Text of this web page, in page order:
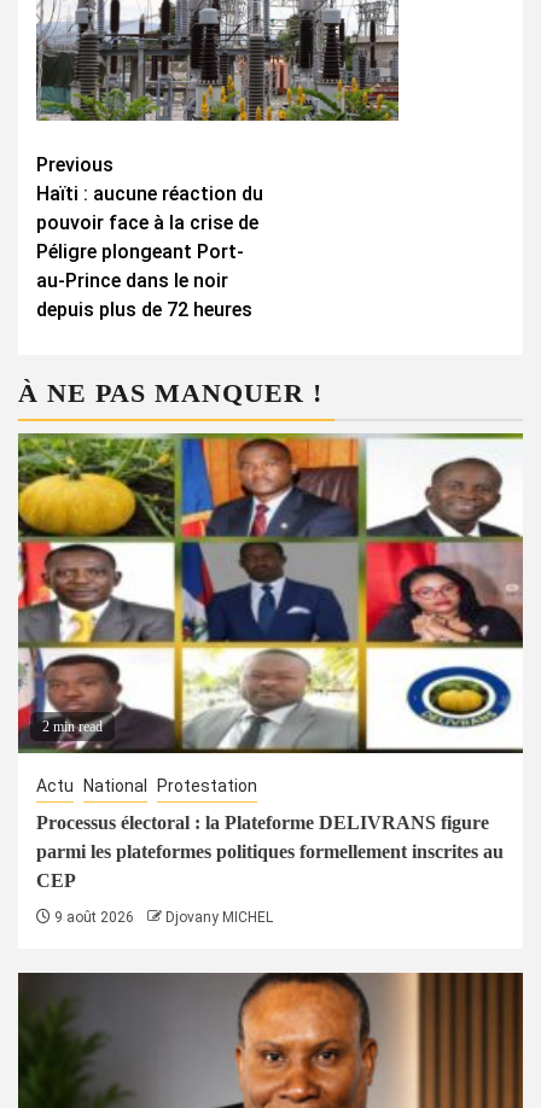
Continue
Reading
Previous
Haïti : aucune réaction du
pouvoir face à la crise de
Péligre plongeant Port-
au-Prince dans le noir
depuis plus de 72 heures
À NE PAS MANQUER !
2 min read
Actu National Protestation
Processus électoral : la Plateforme DELIVRANS figure
parmi les plateformes politiques formellement inscrites au
CEP
9 août 2026 Djovany MICHEL